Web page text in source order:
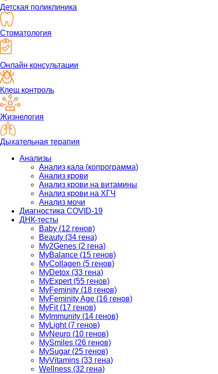
Детская поликлиника
Стоматология
Онлайн консультации
Клещ контроль
Жизнелогия
Дыхательная терапия
Анализы
Анализ кала (копрограмма)
Анализ крови
Анализ крови на витамины
Анализ крови на ХГЧ
Анализ мочи
Диагностика COVID-19
ДНК-тесты
Baby (12 генов)
Beauty (34 гена)
My2Genes (2 гена)
MyBalance (15 генов)
MyCollagen (5 генов)
MyDetox (33 гена)
MyExpert (55 генов)
MyFeminity (18 генов)
MyFeminity Age (16 генов)
MyFit (17 генов)
MyImmunity (14 генов)
MyLight (7 генов)
MyNeuro (10 генов)
MySmiles (26 генов)
MySugar (25 генов)
MyVitamins (33 гена)
Wellness (32 гена)